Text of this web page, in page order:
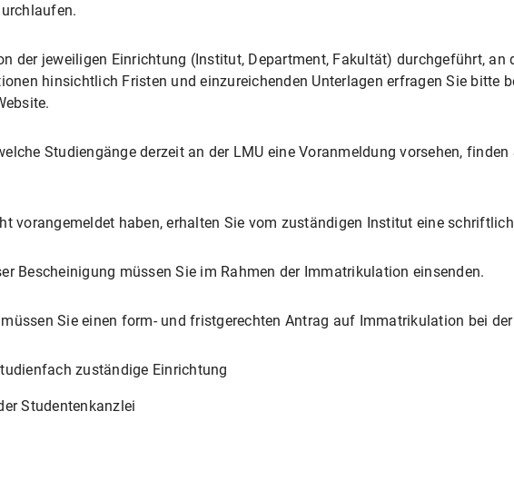
der jeweiligen Einrichtung (Institut, Department, Fakultät) durchgeführt, an
hinsichtlich Fristen und einzureichenden Unterlagen erfragen Sie bitte
Studiengänge derzeit an der LMU eine Voranmeldung vorsehen, finden
vorangemeldet haben, erhalten Sie vom zuständigen Institut eine
Bescheinigung müssen Sie im Rahmen der Immatrikulation einsenden.
müssen Sie einen form- und fristgerechten Antrag auf Immatrikulation bei
zuständige Einrichtung
Studentenkanzlei